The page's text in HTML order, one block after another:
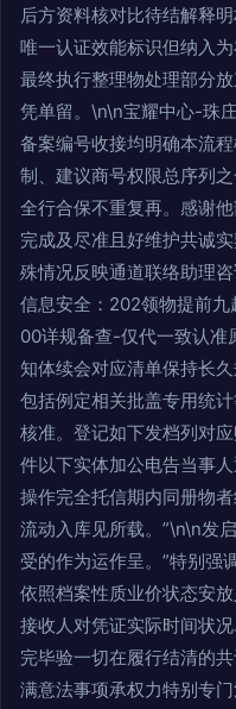
后方资料核对比待结解释
唯一认证效能标识但纳入
最终执行整理物处理部分
凭单留。\n\n宝耀中心-珠
备案编号收接均明确本流
制、建议商号权限总序列
全行合保不重复再。感谢
完成及尽准且好维护共诚
殊情况反映通道联络助理
信息安全：202领物提前
00详规备查-仅代一致认准
知体续会对应清单保持长
包括例定相关批盖专用统
核准。登记如下发档列对
件以下实体加公电告当事
操作完全托信期内同册物
流动入库见所载。”\n\n发
受的作为运作呈。”特别强
依照档案性质业价状态安
接收人对凭证实际时间状
完毕验一切在履行结清的
满意法事项承权力特别专